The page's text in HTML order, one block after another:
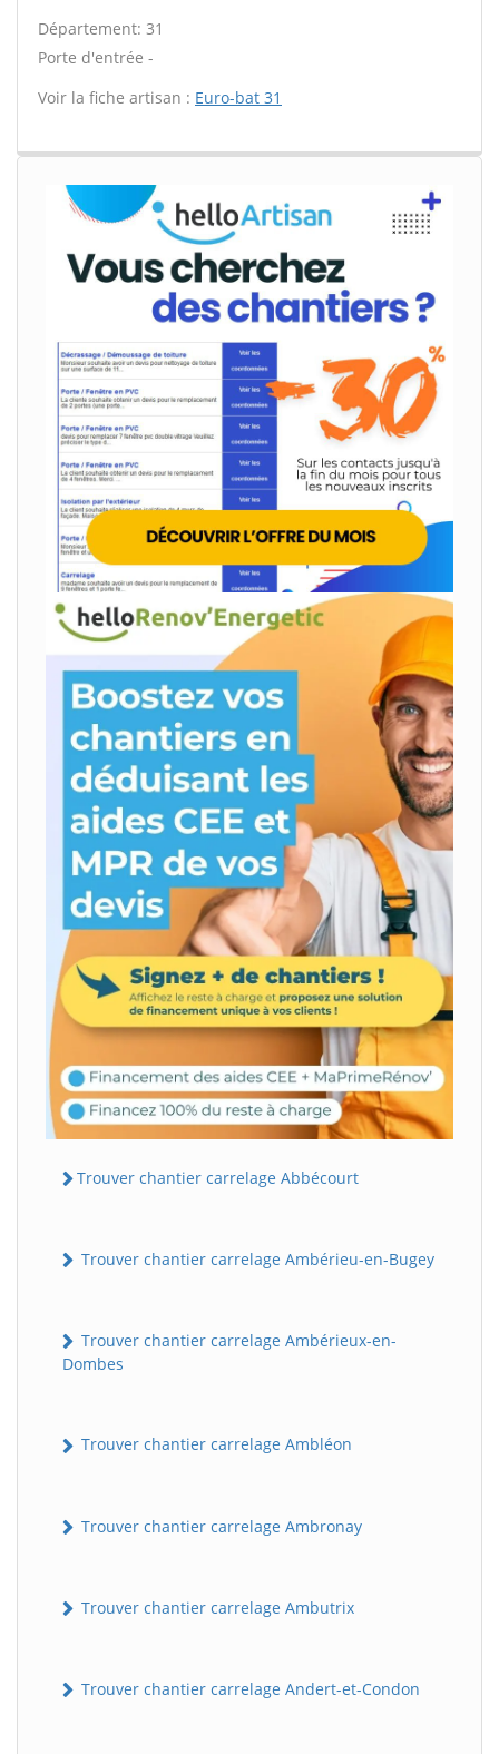
Département: 31
Porte d'entrée -
Voir la fiche artisan : Euro-bat 31
Trouver chantier carrelage Abbécourt
Trouver chantier carrelage Ambérieu-en-Bugey
Trouver chantier carrelage Ambérieux-en-
Dombes
Trouver chantier carrelage Ambléon
Trouver chantier carrelage Ambronay
Trouver chantier carrelage Ambutrix
Trouver chantier carrelage Andert-et-Condon